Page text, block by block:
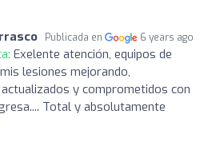
Publicada en 6 years ago
Exelente atención, equipos de
lesiones mejorando,
y comprometidos con
Total y absolutamente